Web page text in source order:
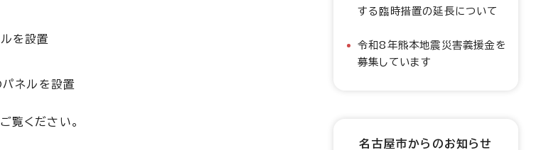
を設置
パネルを設置
覧ください。
する臨時措置の延長について
令和8年熊本地震災害義援金を
募集しています
名古屋市からのお知らせ